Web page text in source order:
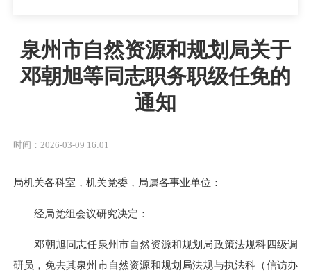
泉州市自然资源和规划局关于
邓朝旭等同志职务职级任免的
通知
时间：2026-03-09 16:01
局机关各科室，机关党委，局属各事业单位：
经局党组会议研究决定：
邓朝旭同志任泉州市自然资源和规划局政策法规科四级调
研员，免去其泉州市自然资源和规划局法规与执法科（信访办